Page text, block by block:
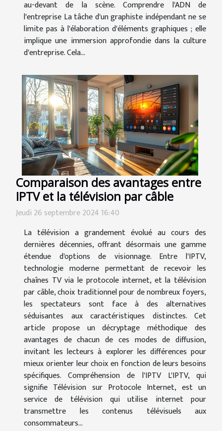
au-devant de la scène. Comprendre l'ADN de
l'entreprise La tâche d'un graphiste indépendant ne se
limite pas à l'élaboration d'éléments graphiques ; elle
implique une immersion approfondie dans la culture
d'entreprise. Cela...
Comparaison des avantages entre
IPTV et la télévision par câble
Jeudi 26 septembre 2024 16:40
La télévision a grandement évolué au cours des
dernières décennies, offrant désormais une gamme
étendue d'options de visionnage. Entre l'IPTV,
technologie moderne permettant de recevoir les
chaînes TV via le protocole internet, et la télévision
par câble, choix traditionnel pour de nombreux foyers,
les spectateurs sont face à des alternatives
séduisantes aux caractéristiques distinctes. Cet
article propose un décryptage méthodique des
avantages de chacun de ces modes de diffusion,
invitant les lecteurs à explorer les différences pour
mieux orienter leur choix en fonction de leurs besoins
spécifiques. Compréhension de l'IPTV L'IPTV, qui
signifie Télévision sur Protocole Internet, est un
service de télévision qui utilise internet pour
transmettre les contenus télévisuels aux
consommateurs...